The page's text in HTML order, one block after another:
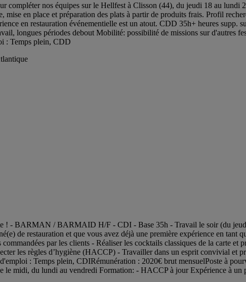
compléter nos équipes sur le Hellfest à Clisson (44), du jeudi 18 au lundi
mise en place et préparation des plats à partir de produits frais. Profil
en restauration événementielle est un atout. CDD 35h+ heures
longues périodes debout Mobilité: possibilité de missions sur d'autres
: Temps plein, CDD
! - BARMAN / BARMAID H/F - CDI - Base 35h - Travail le soir (du
de restauration et que vous avez déjà une première expérience en tant
par les clients - Réaliser les cocktails classiques de la carte et
les règles d’hygiène (HACCP) - Travailler dans un esprit convivial et
: Temps plein, CDIRémunération : 2020€ brut mensuelPoste à
le midi, du lundi au vendredi Formation: - HACCP à jour Expérience à